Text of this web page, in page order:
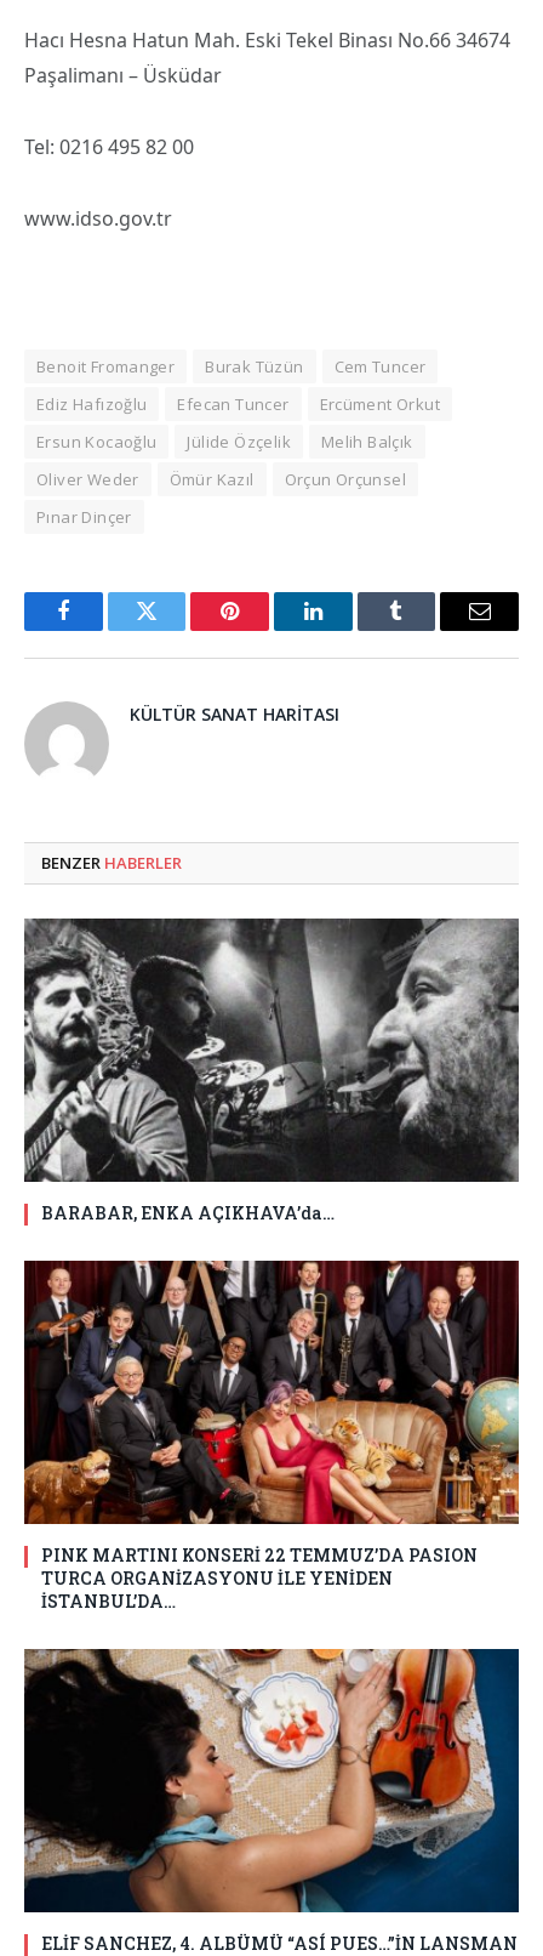
Hacı Hesna Hatun Mah. Eski Tekel Binası No.66 34674
Paşalimanı – Üsküdar
Tel: 0216 495 82 00
www.idso.gov.tr
Benoit Fromanger Burak Tüzün
Cem Tuncer
Ediz Hafızoğlu
Efecan Tuncer
Ercüment Orkut
Ersun Kocaoğlu
Jülide Özçelik
Melih Balçık
Oliver Weder
Ömür Kazıl
Orçun Orçunsel
Pınar Dinçer
FacebookTwitter Pinterest LinkedInTumblr Email
KÜLTÜR SANAT HARITASI
BENZER HABERLER
BARABAR, ENKA AÇIKHAVA’da…
PINK MARTINI KONSERİ 22 TEMMUZ’DA PASION
TURCA ORGANİZASYONU İLE YENİDEN
İSTANBUL’DA…
ELİF SANCHEZ, 4. ALBÜMÜ “ASÍ PUES…”İN LANSMAN